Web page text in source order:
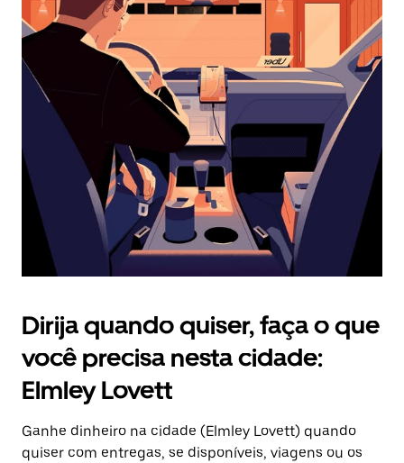
selecionar
uma
data.
Pressione
a
tecla
“ESC”
o
calendário.
Dirija quando quiser, faça o que
você precisa nesta cidade:
Elmley Lovett
Ganhe dinheiro na cidade (Elmley Lovett) quando
quiser com entregas, se disponíveis, viagens ou os